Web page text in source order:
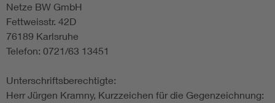
Netze BW GmbH
Fettweisstr. 42D
76189 Karlsruhe
Telefon: 0721/63 13451
Unterschriftsberechtigte:
Herr Jürgen Kramny, Kurzzeichen für die Gegenzeichnung: